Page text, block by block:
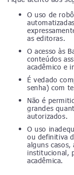
O uso de
as editoras.
O acesso às
conteúdos
acadêmico e
É vedado
senha) com
Não é
grandes
autorizados.
O uso
ou definitiva
alguns
institucional,
acadêmica.